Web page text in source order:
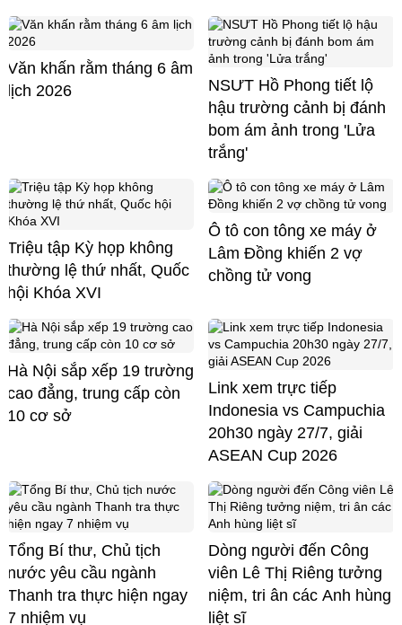
Văn khấn rằm tháng 6 âm
lịch 2026
NSƯT Hồ Phong tiết lộ
hậu trường cảnh bị đánh
bom ám ảnh trong 'Lửa
trắng'
Triệu tập Kỳ họp không
thường lệ thứ nhất, Quốc
hội Khóa XVI
Ô tô con tông xe máy ở
Lâm Đồng khiến 2 vợ
chồng tử vong
Hà Nội sắp xếp 19 trường
cao đẳng, trung cấp còn
10 cơ sở
Link xem trực tiếp
Indonesia vs Campuchia
20h30 ngày 27/7, giải
ASEAN Cup 2026
Tổng Bí thư, Chủ tịch
nước yêu cầu ngành
Thanh tra thực hiện ngay
7 nhiệm vụ
Dòng người đến Công
viên Lê Thị Riêng tưởng
niệm, tri ân các Anh hùng
liệt sĩ